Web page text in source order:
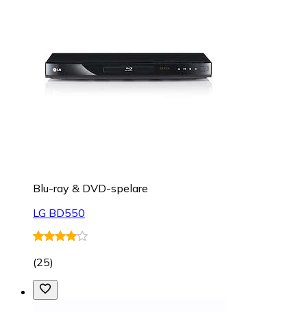
Blu-ray & DVD-spelare
LG BD550
(25)